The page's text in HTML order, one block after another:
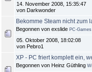
14. November 2008, 15:35:47
von Darkwonder
Bekomme Steam nicht zum
Begonnen von exslide PC-
05. Oktober 2008, 18:02:08
von Pebro1
XP - PC friert komplett ein,
Begonnen von Heinz Güthling